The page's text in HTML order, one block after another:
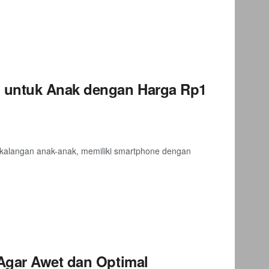
Anak dengan Harga Rp1
anak-anak, memiliki smartphone dengan
Awet dan Optimal